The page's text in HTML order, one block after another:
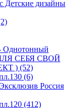
дизайны
Однотонный
СЕБЯ СВОЙ
) (52)
(6)
Россия
(412)